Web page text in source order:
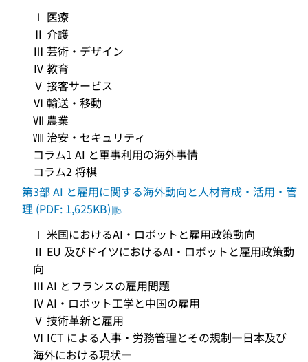
Ⅰ 医療
Ⅱ 介護
Ⅲ 芸術・デザイン
Ⅳ 教育
Ⅴ 接客サービス
Ⅵ 輸送・移動
Ⅶ 農業
Ⅷ 治安・セキュリティ
コラム1 AI と軍事利用の海外事情
コラム2 将棋
第3部 AI と雇用に関する海外動向と人材育成・活用・管
理 (PDF: 1,625KB)
Ⅰ 米国におけるAI・ロボットと雇用政策動向
Ⅱ EU 及びドイツにおけるAI・ロボットと雇用政策動
向
Ⅲ AI とフランスの雇用問題
Ⅳ AI・ロボット工学と中国の雇用
Ⅴ 技術革新と雇用
Ⅵ ICT による人事・労務管理とその規制―日本及び
海外における現状―